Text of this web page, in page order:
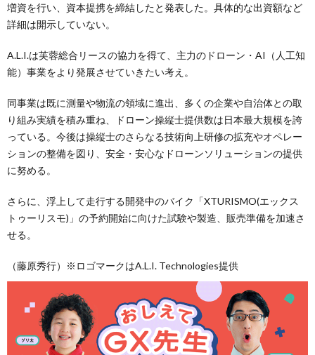
増資を行い、資本提携を締結したと発表した。具体的な出資額など
詳細は開示していない。
A.L.I.は芙蓉総合リースの協力を得て、主力のドローン・AI（人工知
能）事業をより発展させていきたい考え。
同事業は既に測量や物流の領域に進出、多くの企業や自治体との取
り組み実績を積み重ね、ドローン操縦士提供数は日本最大規模を誇
っている。今後は操縦士のさらなる技術向上研修の拡充やオペレー
ションの整備を図り、安全・安心なドローンソリューションの提供
に努める。
さらに、浮上して走行する開発中のバイク「XTURISMO(エックス
トゥーリスモ)」の予約開始に向けた試験や製造、販売準備を加速さ
せる。
（藤原秀行）※ロゴマークはA.L.I. Technologies提供